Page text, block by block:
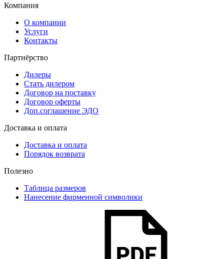
Компания
О компании
Услуги
Контакты
Партнёрство
Дилеры
Стать дилером
Договор на поставку
Договор оферты
Доп.соглашение ЭДО
Доставка и оплата
Доставка и оплата
Порядок возврата
Полезно
Таблица размеров
Нанесение фирменной символики